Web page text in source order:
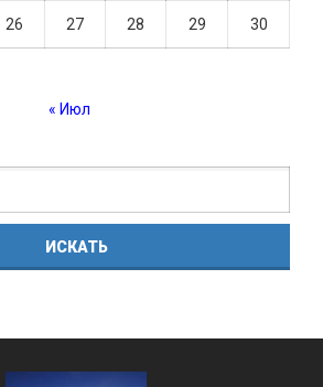
26 27 28 29 30
« Июл